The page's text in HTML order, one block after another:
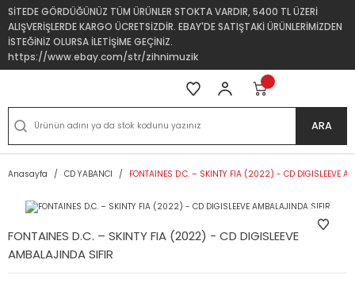
SİTEDE GÖRDÜĞÜNÜZ TÜM ÜRÜNLER STOKTA VARDIR, 5400 TL ÜZERİ
ALIŞVERİŞLERDE KARGO ÜCRETSİZDİR. EBAY'DE SATIŞTAKİ ÜRÜNLERİMİZDEN
İSTEĞİNİZ OLURSA İLETİŞİME GEÇİNİZ.
https://www.ebay.com/str/zihnimuzik
ARA
Anasayfa CD YABANCI FONTAINES D.C. – SKINTY FIA (2022) - CD DIGISLEEVE
FONTAINES D.C. – SKINTY FIA (2022) - CD DIGISLEEVE
AMBALAJINDA SIFIR